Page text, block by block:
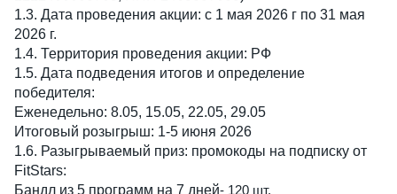
1.3. Дата проведения акции: с 1 мая 2026 г по 31 мая
2026 г.
1.4. Территория проведения акции: РФ
1.5. Дата подведения итогов и определение
победителя:
Еженедельно: 8.05, 15.05, 22.05, 29.05
Итоговый розыгрыш: 1-5 июня 2026
1.6. Разыгрываемый приз: промокоды на подписку от
FitStars:
Бандл из 5 программ на 7 дней- 120 шт.